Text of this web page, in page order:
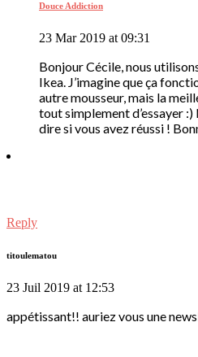
Douce Addiction
23 Mar 2019 at 09:31
Bonjour Cécile, nous
Ikea. J’imagine que ça
autre mousseur, mais la
tout simplement d’essayer :)
dire si vous avez réussi !
Reply
titoulematou
23 Juil 2019 at 12:53
appétissant!! auriez vous une